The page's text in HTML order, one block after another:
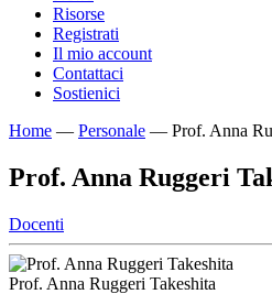
Risorse
Registrati
Il mio account
Contattaci
Sostienici
Home — Personale — Prof. Anna
Prof. Anna Ruggeri
Docenti
Prof. Anna Ruggeri Takeshita